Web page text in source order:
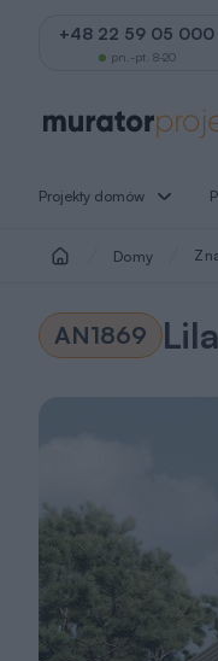
+48 22 59 05 000
pn.-pt. 8-20
Projekty domów
Domy
AN1869